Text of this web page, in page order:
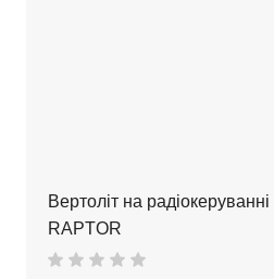
Вертоліт на
RAPTOR